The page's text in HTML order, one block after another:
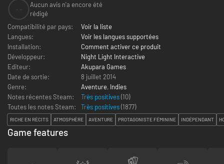
Aucun avis n'a encore été
rédigé
Compatibilité par pays:
Voir la liste
Langues:
Voir les langues supportées
Installation:
Comment activer ce produit
Développeur:
Night Light Interactive
Editeur:
Akupara Games
Date de sortie:
8 juillet 2014
Genre:
Aventure, Indies
Notes récentes Steam:
Très positives(10)
Toutes les notes Steam:
Très positives(1877)
RICHE EN RÉCITS ATMOSPHÈRE AVENTURE PROTAGONISTE FÉMININE INDÉPENDANT
Game features